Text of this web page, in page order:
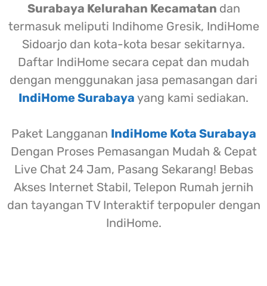
Surabaya Kelurahan Kecamatan dan
termasuk meliputi Indihome Gresik, IndiHome
Sidoarjo dan kota-kota besar sekitarnya.
Daftar IndiHome secara cepat dan mudah
dengan menggunakan jasa pemasangan dari
IndiHome Surabaya yang kami sediakan.
Paket Langganan IndiHome Kota Surabaya
Dengan Proses Pemasangan Mudah & Cepat
Live Chat 24 Jam, Pasang Sekarang! Bebas
Akses Internet Stabil, Telepon Rumah jernih
dan tayangan TV Interaktif terpopuler dengan
IndiHome.